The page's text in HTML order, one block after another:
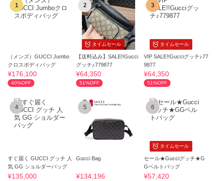
1
（メンズ）GUCCI Jumbo
クロスボディバッグ
¥176,100
40%OFF
タイムセール
2
【送料込み】SALE!!Gucci
グッチ♪779877
¥64,350
51%OFF
タイムセール
3
VIP SALE!!Gucciグッチ♪77
9877
¥64,350
51%OFF
4
すぐ届く GUCCI グッチ 人
気 GG ショルダーバッグ
¥135,000
5
Gucci Bag
¥134,196
タイムセール
6
セール★Gucciグッチ★G
Gベルトバッグ
¥57,420